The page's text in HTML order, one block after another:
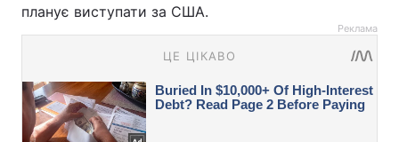
планує виступати за США.
Реклама